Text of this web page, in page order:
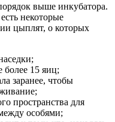
выше инкубатора.
некоторые
цыплят, о которых
более 15 яиц;
заранее, чтобы
пространства для
особями;